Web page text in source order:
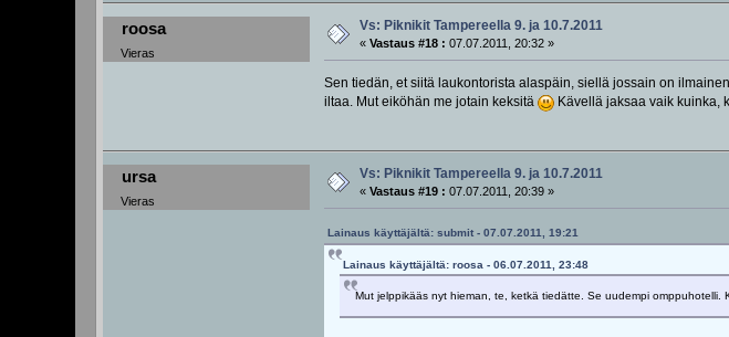
roosa
Vieras
Vs: Piknikit Tampereella 9. ja 10.7.2011
«Vastaus #18 : 07.07.2011, 20:32 »
Sen tiedän, et siitä laukontorista alaspäin, siellä jossain on
iltaa. Mut eiköhän me jotain keksitä
Kävellä jaksaa vaik kuinka,
ursa
Vieras
Vs: Piknikit Tampereella 9. ja 10.7.2011
«Vastaus #19 : 07.07.2011, 20:39 »
Lainaus käyttäjältä: submit - 07.07.2011, 19:21
Lainaus käyttäjältä: roosa - 06.07.2011, 23:48
Mut jelppikääs nyt hieman, te, ketkä tiedätte. Se uudempi omppuhotelli.